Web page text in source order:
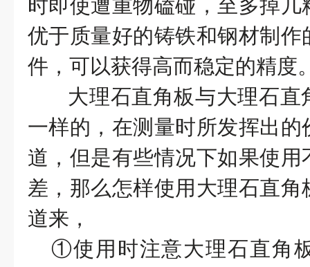
时即使遭重物磕碰，至多掉
优于质量好的铸铁和钢材制
件，可以获得高而稳定的精度
大理石直角板与大理石直
一样的，在测量时所发挥出
道，但是有些情况下如果使
差，那么怎样使用大理石直
道来，
①使用时注意大理石直角